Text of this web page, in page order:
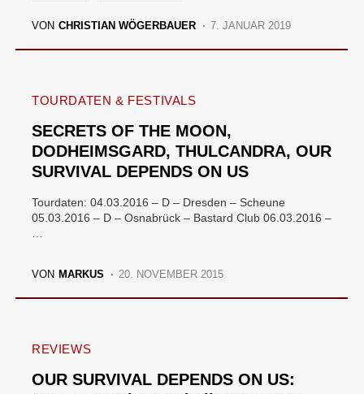
VON CHRISTIAN WÖGERBAUER 7. JANUAR 2019
TOURDATEN & FESTIVALS
SECRETS OF THE MOON,
DODHEIMSGARD, THULCANDRA, OUR
SURVIVAL DEPENDS ON US
Tourdaten: 04.03.2016 – D – Dresden – Scheune
05.03.2016 – D – Osnabrück – Bastard Club 06.03.2016 –
VON MARKUS 20. NOVEMBER 2015
REVIEWS
OUR SURVIVAL DEPENDS ON US: